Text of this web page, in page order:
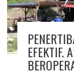
EFEKTIF.